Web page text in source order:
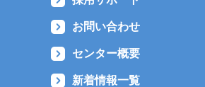
お問い合わせ
センター概要
新着情報一覧